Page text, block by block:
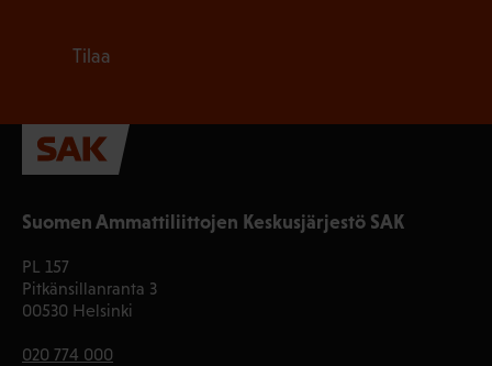
Suomen Ammattiliittojen Keskusjärjestö SAK
PL 157
Pitkänsillanranta 3
00530 Helsinki
020 774 000
Tilaa